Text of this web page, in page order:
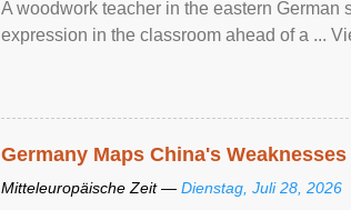
A woodwork teacher in the eastern German
expression in the classroom ahead of a ...
Germany Maps China's
Mitteleuropäische Zeit — Dienstag, Juli 28, 2026